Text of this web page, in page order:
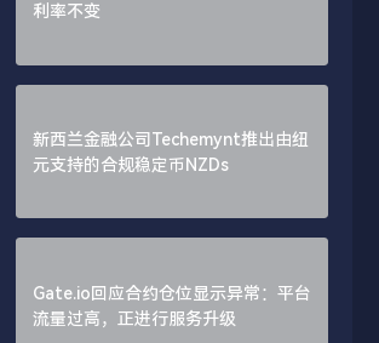
利率不变
新西兰金融公司Techemynt推出由纽
元支持的合规稳定币NZDs
Gate.io回应合约仓位显示异常：平台
流量过高，正进行服务升级